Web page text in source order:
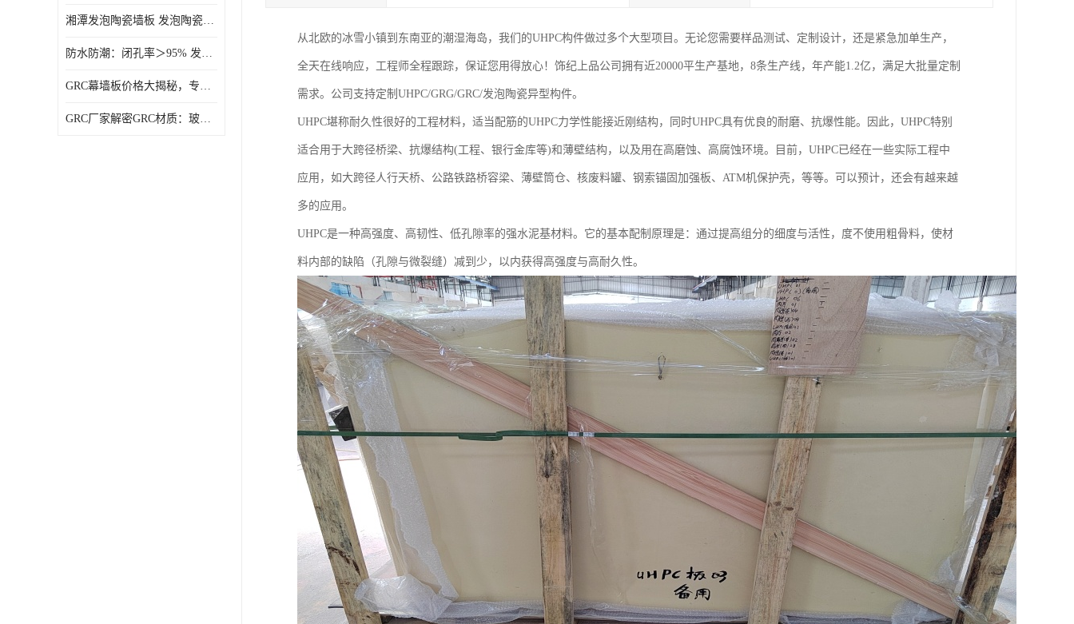
湘潭发泡陶瓷墙板 发泡陶瓷装饰构件 轻质高强：密度低但抗压强度高
防水防潮：闭孔率＞95% 发泡陶瓷装饰构件 南阳发泡陶瓷厂家
GRC幕墙板价格大揭秘，专业厂家报价助您轻松掌控预算
GRC厂家解密GRC材质：玻璃纤维与水泥复合，创新建筑新选择
从北欧的冰雪小镇到东南亚的潮湿海岛，我们的UHPC构件做过多个大型项目。无论您需要样品测试、定制设计，还是紧急加单生产，
全天在线响应，工程师全程跟踪，保证您用得放心！饰纪上品公司拥有近20000平生产基地，8条生产线，年产能1.2亿，满足大批量定制
需求。公司支持定制UHPC/GRG/GRC/发泡陶瓷异型构件。
UHPC堪称耐久性很好的工程材料，适当配筋的UHPC力学性能接近刚结构，同时UHPC具有优良的耐磨、抗爆性能。因此，UHPC特别
适合用于大跨径桥梁、抗爆结构(工程、银行金库等)和薄壁结构，以及用在高磨蚀、高腐蚀环境。目前，UHPC已经在一些实际工程中
应用，如大跨径人行天桥、公路铁路桥容梁、薄壁筒仓、核废料罐、钢索锚固加强板、ATM机保护壳，等等。可以预计，还会有越来越
多的应用。
UHPC是一种高强度、高韧性、低孔隙率的强水泥基材料。它的基本配制原理是：通过提高组分的细度与活性，度不使用粗骨料，使材
料内部的缺陷（孔隙与微裂缝）减到少，以内获得高强度与高耐久性。